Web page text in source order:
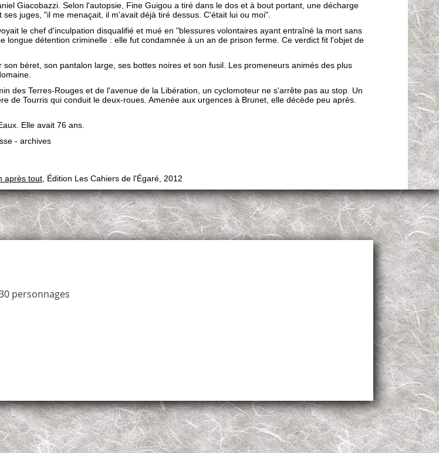
Giacobazzi. Selon l'autopsie, Fine Guigou a tiré dans le dos et à bout portant, une décharge
juges, "il me menaçait, il m'avait déjà tiré dessus. C'était lui ou moi".
le chef d'inculpation disqualifié et mué en "blessures volontaires ayant entraîné la mort sans
détention criminelle : elle fut condamnée à un an de prison ferme. Ce verdict fit l'objet de
béret, son pantalon large, ses bottes noires et son fusil. Les promeneurs animés des plus
des Terres-Rouges et de l'avenue de la Libération, un cyclomoteur ne s'arrête pas au stop. Un
de Tourris qui conduit le deux-roues. Amenée aux urgences à Brunet, elle décède peu après.
Elle avait 76 ans.
- archives
après tout, Édition Les Cahiers de l'Égaré, 2012
personnages